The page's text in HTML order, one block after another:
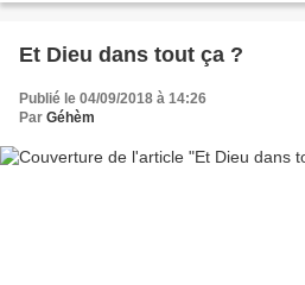
Et Dieu dans tout ça ?
Publié le 04/09/2018 à 14:26
Par Géhèm